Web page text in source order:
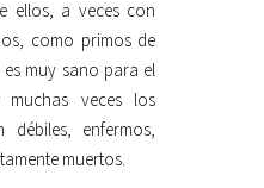
ellos, a veces con
como primos de
muy sano para el
veces los
débiles, enfermos,
muertos.